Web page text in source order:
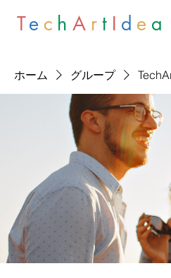
Te c hA r t I d e a
ホーム グループ